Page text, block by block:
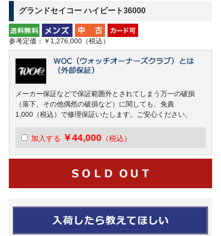
グランドセイコー ハイビート36000
参考定価：￥1,276,000（税込）
メーカー保証などで保証範囲外とされてしまう万一の破損
（落下、その他偶然の破損など）に関しても、免責
1,000（税込）で修理保証いたします。ご安心ください。
加入する ￥44,000 （税込）